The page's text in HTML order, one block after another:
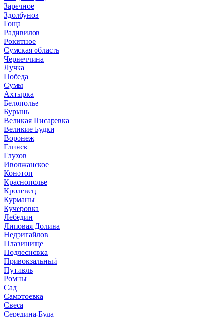
Заречное
Здолбунов
Гоща
Радивилов
Рокитное
Сумская область
Чернеччина
Лучка
Победа
Сумы
Ахтырка
Белополье
Бурынь
Великая Писаревка
Великие Будки
Воронеж
Глинск
Глухов
Иволжанское
Конотоп
Краснополье
Кролевец
Курманы
Кучеровка
Лебедин
Липовая Долина
Недригайлов
Плавинище
Подлесновка
Привокзальный
Путивль
Ромны
Сад
Самотоевка
Свеса
Середина-Буда